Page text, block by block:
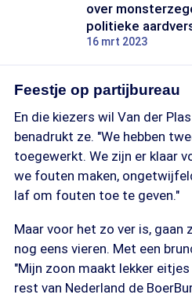
over
politieke
16 mrt 2023
Feestje op partijbureau
En die kiezers wil Van der
benadrukt ze. "We hebben
toegewerkt. We zijn er klaar
we fouten maken,
laf om fouten toe te geven."
Maar voor het zo ver is, gaan
nog eens vieren. Met een
"Mijn zoon maakt lekker
rest van Nederland de